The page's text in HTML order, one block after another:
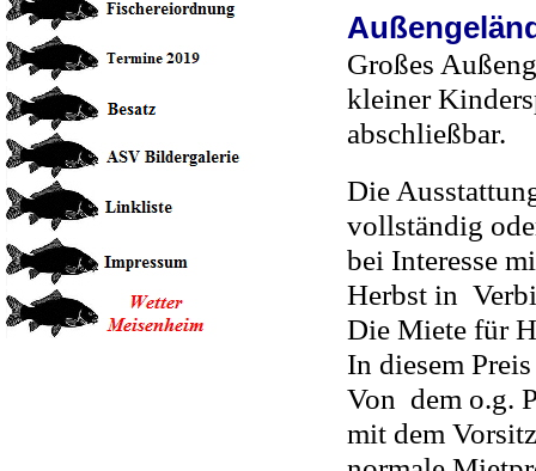
Großes
kleiner
abschließbar.
Die
vollständig
bei Interesse
Herbst in
Die Miete für
In diesem
Von dem o.g.
mit dem